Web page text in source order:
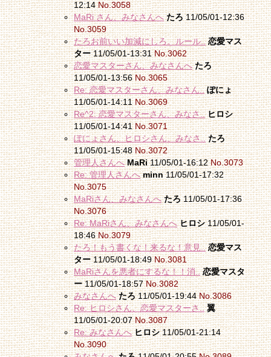
12:14No.3058
MaRi さん、みなさんへ たろ11/05/01-12:36
No.3059
たろお前いい加減にしろ。ルール.. 恋愛マス
ター11/05/01-13:31No.3062
恋愛マスターさん、みなさんへ たろ
11/05/01-13:56No.3065
Re: 恋愛マスターさん、みなさん.. ぽにょ
11/05/01-14:11No.3069
Re^2: 恋愛マスターさん、みなさ.. ヒロシ
11/05/01-14:41No.3071
ぽにょさん、ヒロシさん、みなさ.. たろ
11/05/01-15:48No.3072
管理人さんへ MaRi11/05/01-16:12No.3073
Re: 管理人さんへ minn11/05/01-17:32
No.3075
MaRiさん、みなさんへ たろ11/05/01-17:36
No.3076
Re: MaRiさん、みなさんへ ヒロシ11/05/01-
18:46No.3079
たろ！もう書くな！来るな！意見.. 恋愛マス
ター11/05/01-18:49No.3081
MaRiさんを悪者にするな！！消.. 恋愛マスタ
ー11/05/01-18:57No.3082
みなさんへ たろ11/05/01-19:44No.3086
Re: ヒロシさん、恋愛マスターさ.. 翼
11/05/01-20:07No.3087
Re: みなさんへ ヒロシ11/05/01-21:14
No.3090